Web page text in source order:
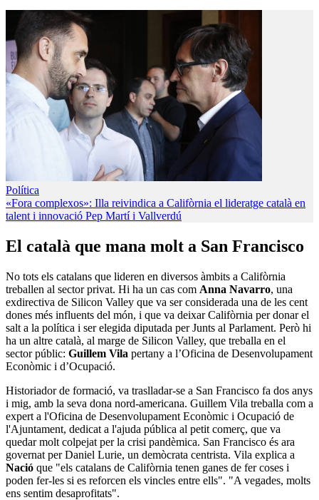
Política
«Fora complexos»: Illa reivindica a Califòrnia el lideratge català en
talent i innovació Pep Martí i Vallverdú
El català que mana molt a San Francisco
No tots els catalans que lideren en diversos àmbits a Califòrnia
treballen al sector privat. Hi ha un cas com Anna Navarro, una
exdirectiva de Silicon Valley que va ser considerada una de les cent
dones més influents del món, i que va deixar Califòrnia per donar el
salt a la política i ser elegida diputada per Junts al Parlament. Però hi
ha un altre català, al marge de Silicon Valley, que treballa en el
sector públic: Guillem Vila pertany a l’Oficina de Desenvolupament
Econòmic i d’Ocupació.
Historiador de formació, va traslladar-se a San Francisco fa dos anys
i mig, amb la seva dona nord-americana. Guillem Vila treballa com a
expert a l'Oficina de Desenvolupament Econòmic i Ocupació de
l'Ajuntament, dedicat a l'ajuda pública al petit comerç, que va
quedar molt colpejat per la crisi pandèmica. San Francisco és ara
governat per Daniel Lurie, un demòcrata centrista. Vila explica a
Nació que "els catalans de Califòrnia tenen ganes de fer coses i
poden fer-les si es reforcen els vincles entre ells". "A vegades, molts
ens sentim desaprofitats".